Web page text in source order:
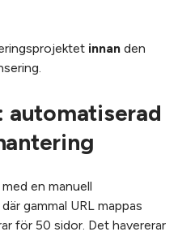
innan den
automatiserad
en manuell
gammal URL mappas
för 50 sidor. Det havererar